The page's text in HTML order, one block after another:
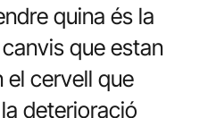
quina és la
que estan
el cervell que
deterioració